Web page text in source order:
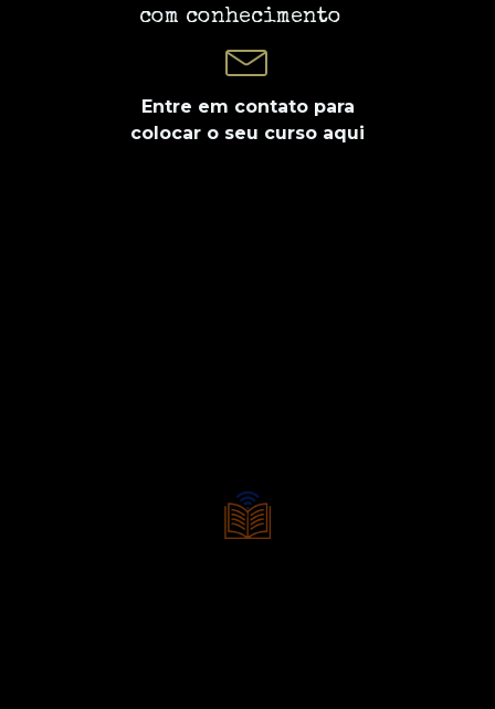
com conhecimento
Entre em contato para
colocar o seu curso aqui